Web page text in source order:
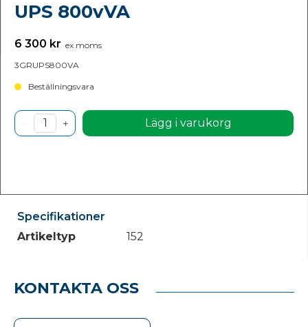
UPS 800vVA
6 300 kr ex moms
3GRUPS800VA
Beställningsvara
Lägg i varukorg
Specifikationer
Artikeltyp
152
KONTAKTA OSS